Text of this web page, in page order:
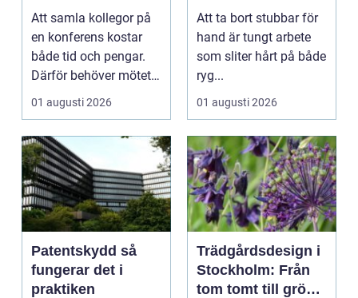
skillnad
Att samla kollegor på
en konferens kostar
både tid och pengar.
Därför behöver mötet
ge verkligt värd...
01 augusti 2026
skonsamt och
effektivt
Att ta bort stubbar för
hand är tungt arbete
som sliter hårt på både
ryg...
01 augusti 2026
Patentskydd så
fungerar det i
praktiken
Trädgårdsdesign i
Stockholm: Från
tom tomt till grön